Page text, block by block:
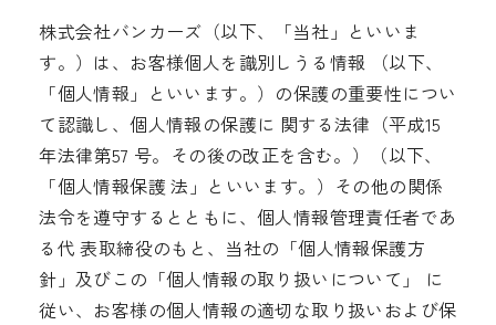
株式会社バンカーズ（以下、「当社」といいま
す。）は、お客様個人を識別しうる情報 （以下、
「個人情報」といいます。）の保護の重要性につい
て認識し、個人情報の保護に 関する法律（平成15
年法律第57 号。その後の改正を含む。）（以下、
「個人情報保護 法」といいます。）その他の関係
法令を遵守するとともに、個人情報管理責任者であ
る代 表取締役のもと、当社の「個人情報保護方
針」及びこの「個人情報の取り扱いについて」 に
従い、お客様の個人情報の適切な取り扱いおよび保